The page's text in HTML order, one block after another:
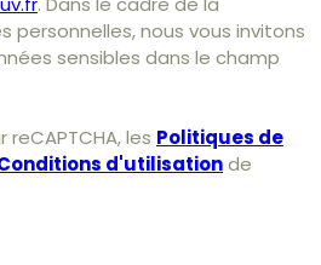
personnelles, nous vous invitons
sensibles dans le champ
les Politiques de
d'utilisationde